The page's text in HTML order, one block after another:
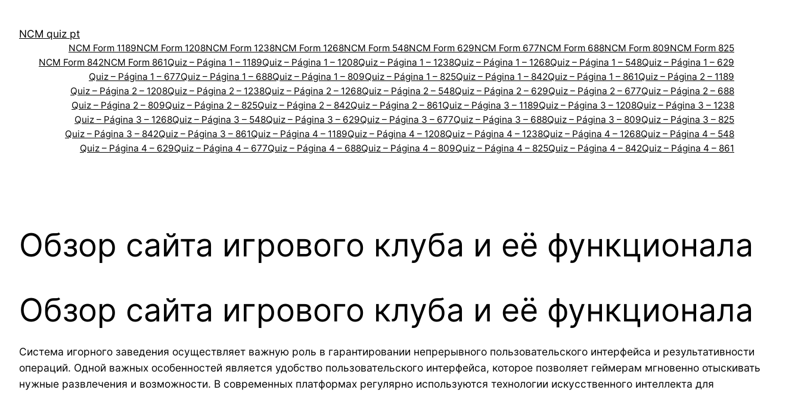
contentNCM quiz pt
NCM Form 1189NCM Form 1208NCM Form 1238NCM Form 1268NCM Form 548NCM Form 629NCM Form 677NCM Form 688NCM Form 809NCM Form 825
NCM Form 842NCM Form 861Quiz – Página 1 – 1189Quiz – Página 1 – 1208Quiz – Página 1 – 1238Quiz – Página 1 – 1268Quiz – Página 1 – 548Quiz – Página 1 – 629
Quiz – Página 1 – 677Quiz – Página 1 – 688Quiz – Página 1 – 809Quiz – Página 1 – 825Quiz – Página 1 – 842Quiz – Página 1 – 861Quiz – Página 2 – 1189
Quiz – Página 2 – 1208Quiz – Página 2 – 1238Quiz – Página 2 – 1268Quiz – Página 2 – 548Quiz – Página 2 – 629Quiz – Página 2 – 677Quiz – Página 2 – 688
Quiz – Página 2 – 809Quiz – Página 2 – 825Quiz – Página 2 – 842Quiz – Página 2 – 861Quiz – Página 3 – 1189Quiz – Página 3 – 1208Quiz – Página 3 – 1238
Quiz – Página 3 – 1268Quiz – Página 3 – 548Quiz – Página 3 – 629Quiz – Página 3 – 677Quiz – Página 3 – 688Quiz – Página 3 – 809Quiz – Página 3 – 825
Quiz – Página 3 – 842Quiz – Página 3 – 861Quiz – Página 4 – 1189Quiz – Página 4 – 1208Quiz – Página 4 – 1238Quiz – Página 4 – 1268Quiz – Página 4 – 548
Quiz – Página 4 – 629Quiz – Página 4 – 677Quiz – Página 4 – 688Quiz – Página 4 – 809Quiz – Página 4 – 825Quiz – Página 4 – 842Quiz – Página 4 – 861
Обзор сайта игрового клуба и её функционала
Обзор сайта игрового клуба и её функционала
Система игорного заведения осуществляет важную роль в гарантировании непрерывного пользовательского интерфейса и результативности
операций. Одной важных особенностей является удобство пользовательского интерфейса, которое позволяет геймерам мгновенно отыскивать
нужные развлечения и возможности. В современных платформах регулярно используются технологии искусственного интеллекта для